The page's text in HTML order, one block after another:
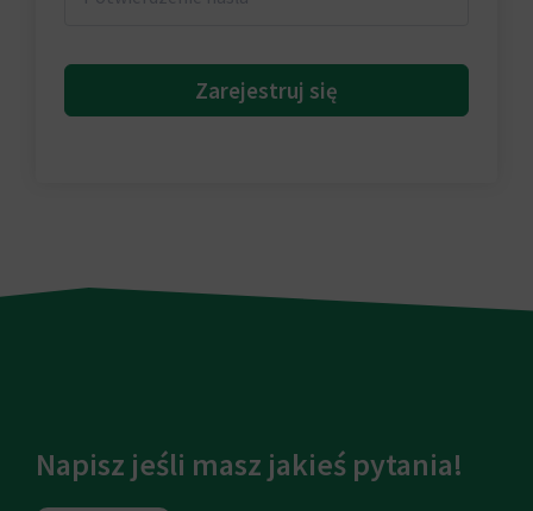
Zarejestruj się
Napisz jeśli masz jakieś pytania!